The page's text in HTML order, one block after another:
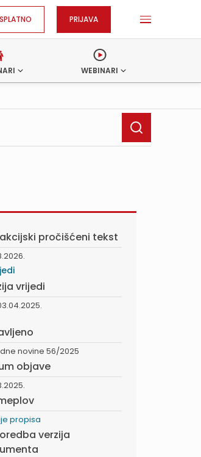
PRIJAVA
WEBINARI
pročišćeni tekst
vrijedi
novine 56/2025
objave
propisa
verzija